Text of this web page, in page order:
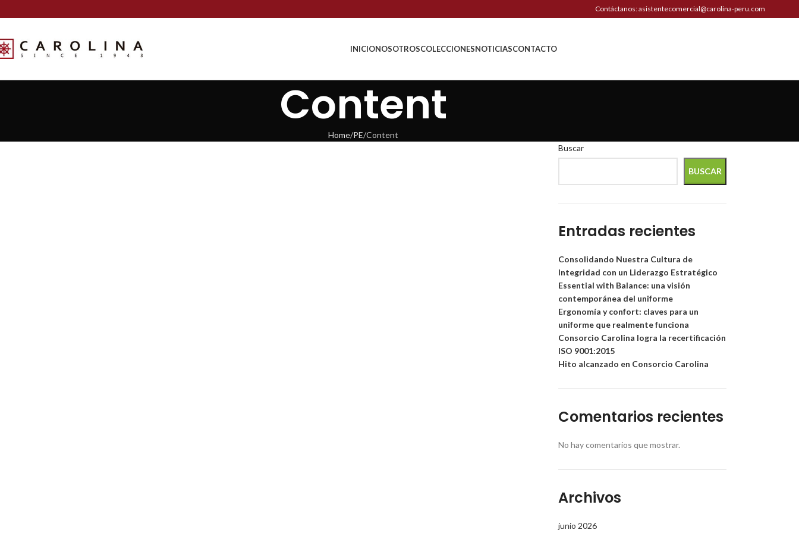
Contáctanos: asistentecomercial@carolina-peru.com
INICIONOSOTROSCOLECCIONESNOTICIASCONTACTO
Content
Home PE Content
Buscar
BUSCAR
Entradas recientes
Consolidando Nuestra Cultura de
Integridad con un Liderazgo Estratégico
Essential with Balance: una visión
contemporánea del uniforme
Ergonomía y confort: claves para un
uniforme que realmente funciona
Consorcio Carolina logra la recertificación
ISO 9001:2015
Hito alcanzado en Consorcio Carolina
Comentarios recientes
No hay comentarios que mostrar.
Archivos
junio 2026